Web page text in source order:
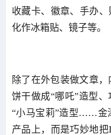
收藏卡、徽章、手办
化作冰箱贴、镜子等。
除了在外包装做文章
饼干做成“哪吒”造型
“小马宝莉”造型……金
产品上，而是巧妙地